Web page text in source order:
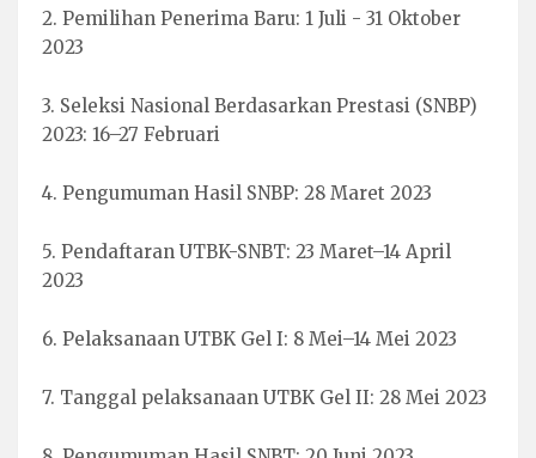
2. Pemilihan Penerima Baru: 1 Juli - 31 Oktober
2023
3. Seleksi Nasional Berdasarkan Prestasi (SNBP)
2023: 16–27 Februari
4. Pengumuman Hasil SNBP: 28 Maret 2023
5. Pendaftaran UTBK-SNBT: 23 Maret–14 April
2023
6. Pelaksanaan UTBK Gel I: 8 Mei–14 Mei 2023
7. Tanggal pelaksanaan UTBK Gel II: 28 Mei 2023